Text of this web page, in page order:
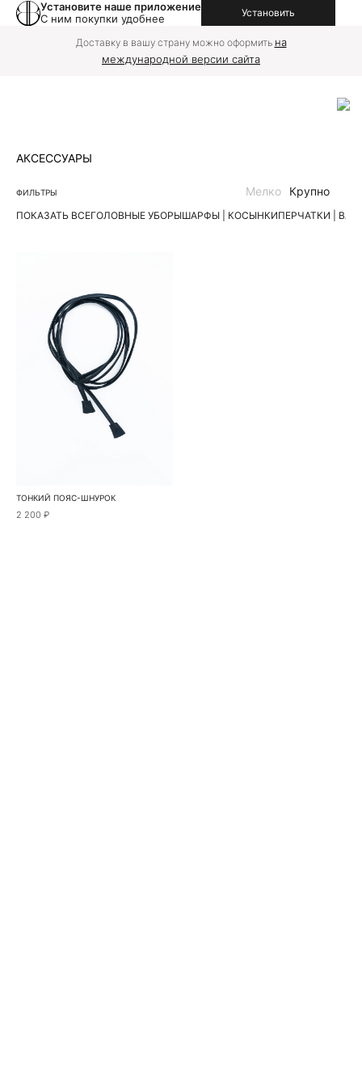
Установите наше приложение
С ним покупки удобнее
Установить
Доставку в вашу страну можно оформить на
международной версии сайта
АКСЕССУАРЫ
ФИЛЬТРЫ
ПОКАЗАТЬ ВСЕГОЛОВНЫЕ УБОРЫШАРФЫ | КОСЫНКИПЕРЧАТКИ |
Мелко Крупно
ТОНКИЙ ПОЯС-ШНУРОК
2 200 ₽